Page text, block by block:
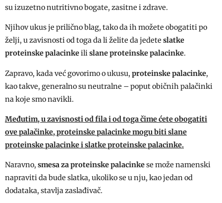
su izuzetno nutritivno bogate, zasitne i zdrave.
Njihov ukus je prilično blag, tako da ih možete obogatiti po
želji, u zavisnosti od toga da li želite da jedete slatke
proteinske palacinkeilislane proteinske palacinke.
Zapravo, kada već govorimo o ukusu, proteinske palacinke,
kao takve, generalno su neutralne – poput običnih palačinki
na koje smo navikli.
Međutim, u zavisnosti od fila i od toga čime ćete obogatiti
ove palačinke, proteinske palacinke mogu biti slane
proteinske palacinke i slatke proteinske palacinke.
Naravno, smesa za proteinske palacinkese može namenski
napraviti da bude slatka, ukoliko se u nju, kao jedan od
dodataka, stavlja zaslađivač.